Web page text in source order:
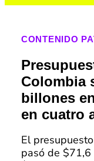
CONTENIDO
Colombia
billones
en cuatro
El
pasó de